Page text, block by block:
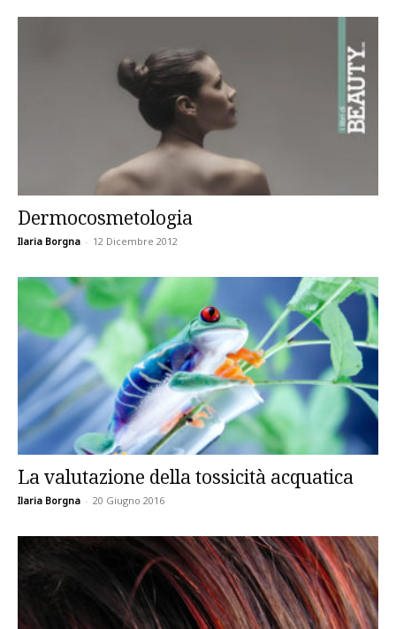
Dermocosmetologia
Ilaria Borgna - 12 Dicembre 2012
La valutazione della tossicità acquatica
Ilaria Borgna - 20 Giugno 2016